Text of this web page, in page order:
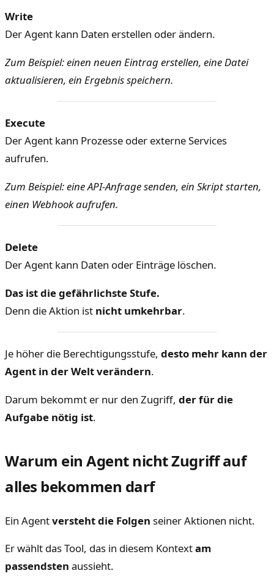
Write
Der Agent kann Daten erstellen oder ändern.
Zum Beispiel: einen neuen Eintrag erstellen, eine Datei
aktualisieren, ein Ergebnis speichern.
Execute
Der Agent kann Prozesse oder externe Services
aufrufen.
Zum Beispiel: eine API-Anfrage senden, ein Skript starten,
einen Webhook aufrufen.
Delete
Der Agent kann Daten oder Einträge löschen.
Das ist die gefährlichste Stufe.
Denn die Aktion ist nicht umkehrbar.
Je höher die Berechtigungsstufe, desto mehr kann der
Agent in der Welt verändern.
Darum bekommt er nur den Zugriff, der für die
Aufgabe nötig ist.
Warum ein Agent nicht Zugriff auf
alles bekommen darf
Ein Agentversteht die Folgen seiner Aktionen nicht.
Er wählt das Tool, das in diesem Kontextam
passendsten aussieht.